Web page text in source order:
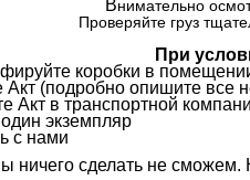
Внимательно
Проверяйте груз
При
коробки в
Акт (подробно опишите все
Акт в транспортной
экземпляр
с нами
ничего сделать не сможем.